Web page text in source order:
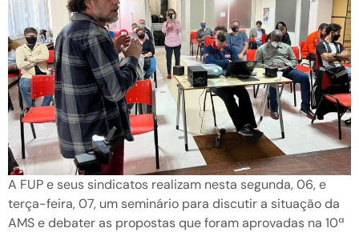
A FUP e seus sindicatos realizam nesta segunda, 06, e
terça-feira, 07, um seminário para discutir a situação da
AMS e debater as propostas que foram aprovadas na 10ª